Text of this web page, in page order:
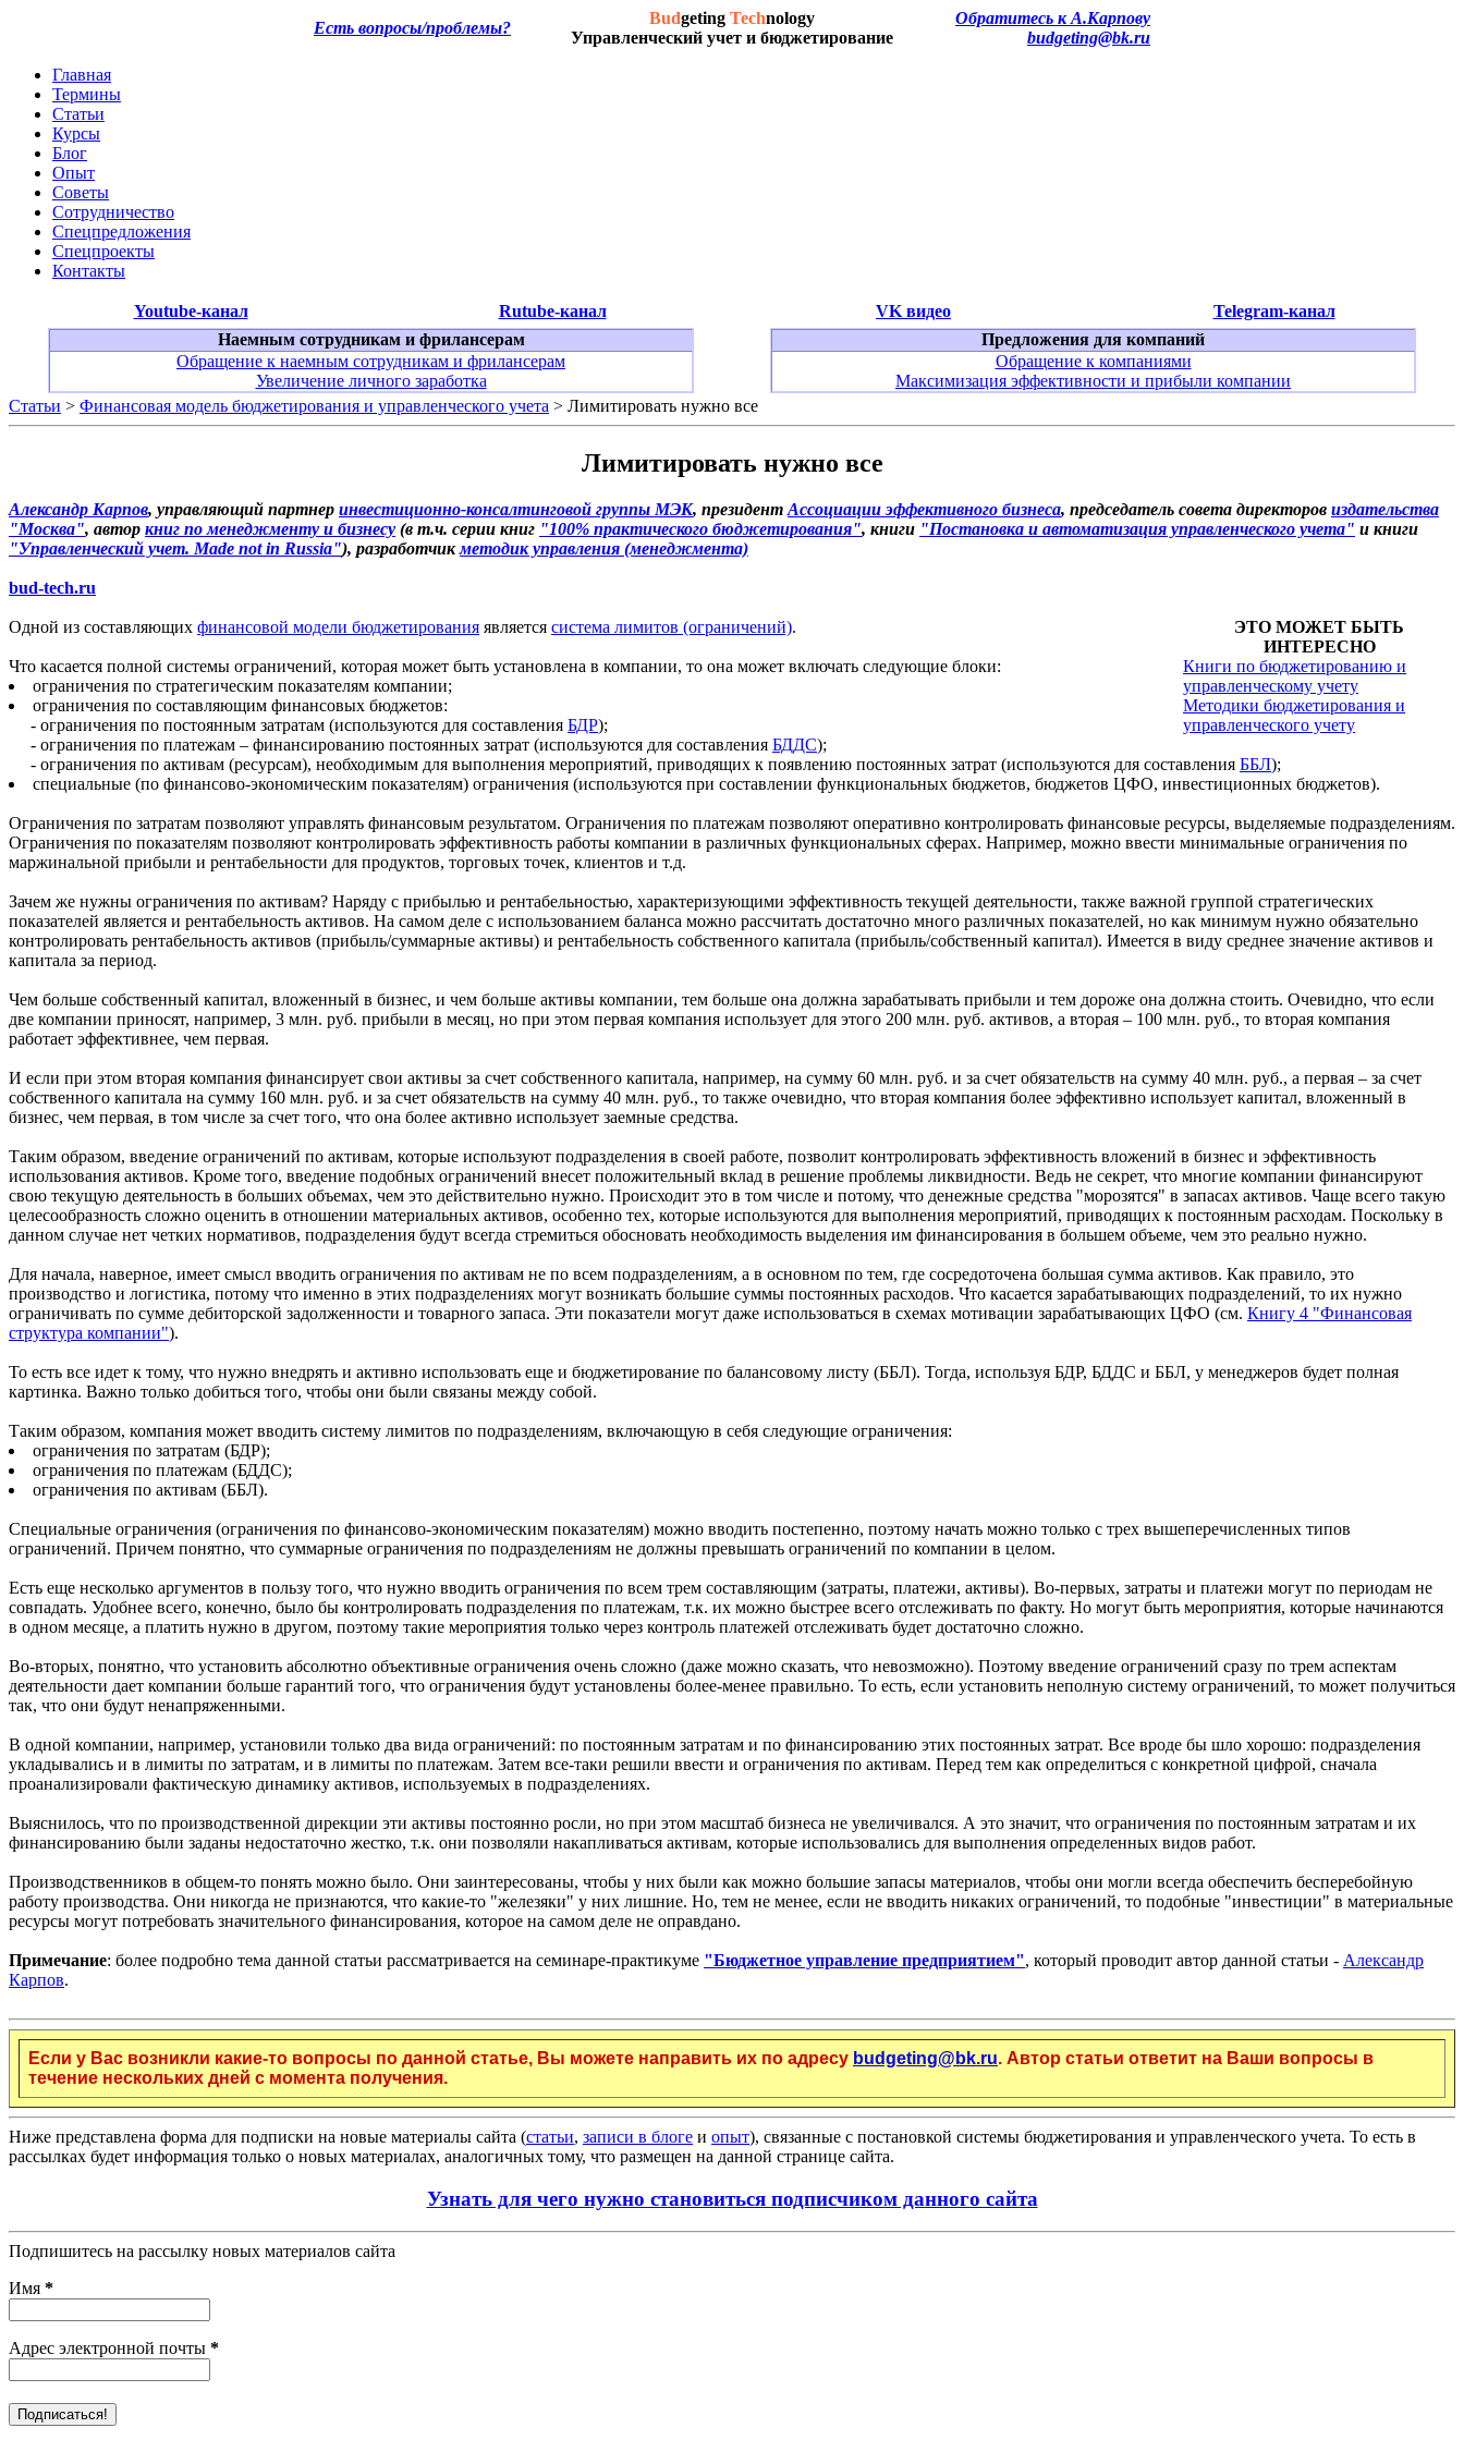
Есть вопросы/проблемы?
Budgeting Technology
Управленческий учет и бюджетирование
Обратитесь к А.Карпову
budgeting@bk.ru
Главная
Термины
Статьи
Курсы
Блог
Опыт
Советы
Сотрудничество
Спецпредложения
Спецпроекты
Контакты
Youtube-канал Rutube-канал VK видео
Telegram-канал
Наемным сотрудникам и фрилансерам
Обращение к наемным сотрудникам и фрилансерам
Увеличение личного заработка
Предложения для компаний
Обращение к компаниями
Максимизация эффективности и прибыли компании
Статьи > Финансовая модель бюджетирования и управленческого учета > Лимитировать нужно все
Лимитировать нужно все
Александр Карпов, управляющий партнер инвестиционно-консалтинговой группы МЭК, президент Ассоциации эффективного бизнеса, председатель совета директоров издательства
"Москва", автор книг по менеджменту и бизнесу (в т.ч. серии книг "100% практического бюджетирования", книги "Постановка и автоматизация управленческого учета" и книги
"Управленческий учет. Made not in Russia"), разработчикметодик управления (менеджмента)
bud-tech.ru
ЭТО МОЖЕТ БЫТЬ
ИНТЕРЕСНО
Книги по бюджетированию и
управленческому учету
Методики бюджетирования и
управленческого учету
Одной из составляющих финансовой модели бюджетирования является система лимитов (ограничений).
Что касается полной системы ограничений, которая может быть установлена в компании, то она может включать следующие блоки:
ограничения по стратегическим показателям компании;
ограничения по составляющим финансовых бюджетов:
- ограничения по постоянным затратам (используются для составления БДР);
- ограничения по платежам – финансированию постоянных затрат (используются для составления БДДС);
- ограничения по активам (ресурсам), необходимым для выполнения мероприятий, приводящих к появлению постоянных затрат (используются для составления ББЛ);
специальные (по финансово-экономическим показателям) ограничения (используются при составлении функциональных бюджетов, бюджетов ЦФО, инвестиционных бюджетов).
Ограничения по затратам позволяют управлять финансовым результатом. Ограничения по платежам позволяют оперативно контролировать финансовые ресурсы, выделяемые подразделениям.
Ограничения по показателям позволяют контролировать эффективность работы компании в различных функциональных сферах. Например, можно ввести минимальные ограничения по
маржинальной прибыли и рентабельности для продуктов, торговых точек, клиентов и т.д.
Зачем же нужны ограничения по активам? Наряду с прибылью и рентабельностью, характеризующими эффективность текущей деятельности, также важной группой стратегических
показателей является и рентабельность активов. На самом деле с использованием баланса можно рассчитать достаточно много различных показателей, но как минимум нужно обязательно
контролировать рентабельность активов (прибыль/суммарные активы) и рентабельность собственного капитала (прибыль/собственный капитал). Имеется в виду среднее значение активов и
капитала за период.
Чем больше собственный капитал, вложенный в бизнес, и чем больше активы компании, тем больше она должна зарабатывать прибыли и тем дороже она должна стоить. Очевидно, что если
две компании приносят, например, 3 млн. руб. прибыли в месяц, но при этом первая компания использует для этого 200 млн. руб. активов, а вторая – 100 млн. руб., то вторая компания
работает эффективнее, чем первая.
И если при этом вторая компания финансирует свои активы за счет собственного капитала, например, на сумму 60 млн. руб. и за счет обязательств на сумму 40 млн. руб., а первая – за счет
собственного капитала на сумму 160 млн. руб. и за счет обязательств на сумму 40 млн. руб., то также очевидно, что вторая компания более эффективно использует капитал, вложенный в
бизнес, чем первая, в том числе за счет того, что она более активно использует заемные средства.
Таким образом, введение ограничений по активам, которые используют подразделения в своей работе, позволит контролировать эффективность вложений в бизнес и эффективность
использования активов. Кроме того, введение подобных ограничений внесет положительный вклад в решение проблемы ликвидности. Ведь не секрет, что многие компании финансируют
свою текущую деятельность в больших объемах, чем это действительно нужно. Происходит это в том числе и потому, что денежные средства "морозятся" в запасах активов. Чаще всего такую
целесообразность сложно оценить в отношении материальных активов, особенно тех, которые используются для выполнения мероприятий, приводящих к постоянным расходам. Поскольку в
данном случае нет четких нормативов, подразделения будут всегда стремиться обосновать необходимость выделения им финансирования в большем объеме, чем это реально нужно.
Для начала, наверное, имеет смысл вводить ограничения по активам не по всем подразделениям, а в основном по тем, где сосредоточена большая сумма активов. Как правило, это
производство и логистика, потому что именно в этих подразделениях могут возникать большие суммы постоянных расходов. Что касается зарабатывающих подразделений, то их нужно
ограничивать по сумме дебиторской задолженности и товарного запаса. Эти показатели могут даже использоваться в схемах мотивации зарабатывающих ЦФО (см. Книгу 4 "Финансовая
структура компании").
То есть все идет к тому, что нужно внедрять и активно использовать еще и бюджетирование по балансовому листу (ББЛ). Тогда, используя БДР, БДДС и ББЛ, у менеджеров будет полная
картинка. Важно только добиться того, чтобы они были связаны между собой.
Таким образом, компания может вводить систему лимитов по подразделениям, включающую в себя следующие ограничения:
ограничения по затратам (БДР);
ограничения по платежам (БДДС);
ограничения по активам (ББЛ).
Специальные ограничения (ограничения по финансово-экономическим показателям) можно вводить постепенно, поэтому начать можно только с трех вышеперечисленных типов
ограничений. Причем понятно, что суммарные ограничения по подразделениям не должны превышать ограничений по компании в целом.
Есть еще несколько аргументов в пользу того, что нужно вводить ограничения по всем трем составляющим (затраты, платежи, активы). Во-первых, затраты и платежи могут по периодам не
совпадать. Удобнее всего, конечно, было бы контролировать подразделения по платежам, т.к. их можно быстрее всего отслеживать по факту. Но могут быть мероприятия, которые начинаются
в одном месяце, а платить нужно в другом, поэтому такие мероприятия только через контроль платежей отслеживать будет достаточно сложно.
Во-вторых, понятно, что установить абсолютно объективные ограничения очень сложно (даже можно сказать, что невозможно). Поэтому введение ограничений сразу по трем аспектам
деятельности дает компании больше гарантий того, что ограничения будут установлены более-менее правильно. То есть, если установить неполную систему ограничений, то может получиться
так, что они будут ненапряженными.
В одной компании, например, установили только два вида ограничений: по постоянным затратам и по финансированию этих постоянных затрат. Все вроде бы шло хорошо: подразделения
укладывались и в лимиты по затратам, и в лимиты по платежам. Затем все-таки решили ввести и ограничения по активам. Перед тем как определиться с конкретной цифрой, сначала
проанализировали фактическую динамику активов, используемых в подразделениях.
Выяснилось, что по производственной дирекции эти активы постоянно росли, но при этом масштаб бизнеса не увеличивался. А это значит, что ограничения по постоянным затратам и их
финансированию были заданы недостаточно жестко, т.к. они позволяли накапливаться активам, которые использовались для выполнения определенных видов работ.
Производственников в общем-то понять можно было. Они заинтересованы, чтобы у них были как можно большие запасы материалов, чтобы они могли всегда обеспечить бесперебойную
работу производства. Они никогда не признаются, что какие-то "железяки" у них лишние. Но, тем не менее, если не вводить никаких ограничений, то подобные "инвестиции" в материальные
ресурсы могут потребовать значительного финансирования, которое на самом деле не оправдано.
Примечание: более подробно тема данной статьи рассматривается на семинаре-практикуме "Бюджетное управление предприятием", который проводит автор данной статьи - Александр
Карпов.
Если у Вас возникли какие-то вопросы по данной статье, Вы можете направить их по адресу budgeting@bk.ru. Автор статьи ответит на Ваши вопросы в
течение нескольких дней с момента получения.
Ниже представлена форма для подписки на новые материалы сайта (статьи, записи в блоге и опыт), связанные с постановкой системы бюджетирования и управленческого учета. То есть в
рассылках будет информация только о новых материалах, аналогичных тому, что размещен на данной странице сайта.
Узнать для чего нужно становиться подписчиком данного сайта
Подпишитесь на рассылку новых материалов сайта
Имя *
Адрес электронной почты *